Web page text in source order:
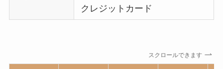
クレジットカード
スクロールできます